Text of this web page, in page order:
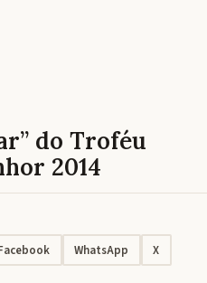
do Troféu
2014
WhatsApp X